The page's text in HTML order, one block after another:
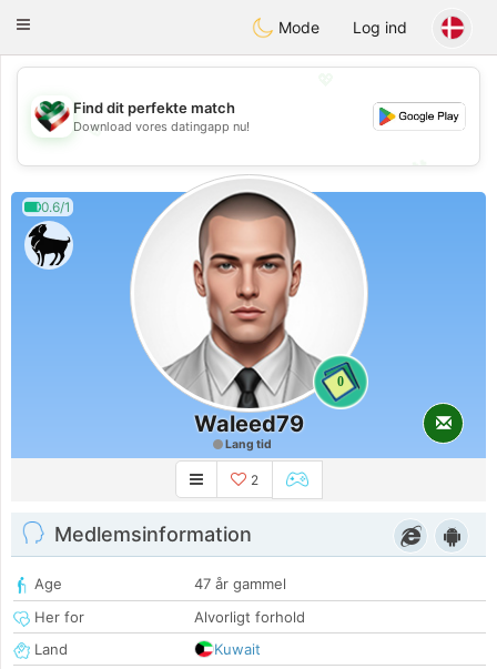
Kuwait Chat
Toggle
Mode Log ind
💖
💕
💕
Find dit perfekte match
Download vores datingapp nu!
0.6/1
0
Waleed79
Lang tid
2
Medlemsinformation
Age
47 år gammel
Her for
Alvorligt forhold
Land
Kuwait